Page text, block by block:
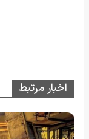
اخبار مرتبط